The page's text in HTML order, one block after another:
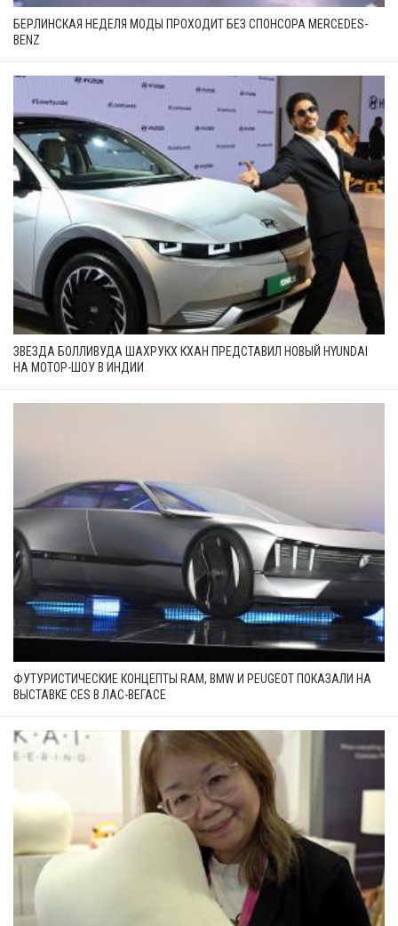
БЕРЛИНСКАЯ НЕДЕЛЯ МОДЫ ПРОХОДИТ БЕЗ СПОНСОРА MERCEDES-
BENZ
ЗВЕЗДА БОЛЛИВУДА ШАХРУКХ КХАН ПРЕДСТАВИЛ НОВЫЙ HYUNDAI
НА МОТОР-ШОУ В ИНДИИ
ФУТУРИСТИЧЕСКИЕ КОНЦЕПТЫ RAM, BMW И PEUGEOT ПОКАЗАЛИ НА
ВЫСТАВКЕ CES В ЛАС-ВЕГАСЕ